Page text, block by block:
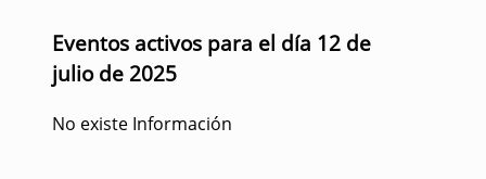
Eventos activos para el día 12 de
julio de 2025
No existe Información